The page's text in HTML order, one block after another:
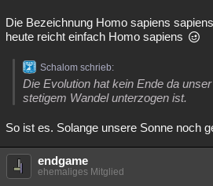
Die Bezeichnung Homo sapiens
heute reicht einfach Homo sapiens
Schalom schrieb:
Die Evolution hat kein Ende da
stetigem Wandel unterzogen ist.
So ist es. Solange unsere Sonne noch
endgame
ehemaliges Mitglied